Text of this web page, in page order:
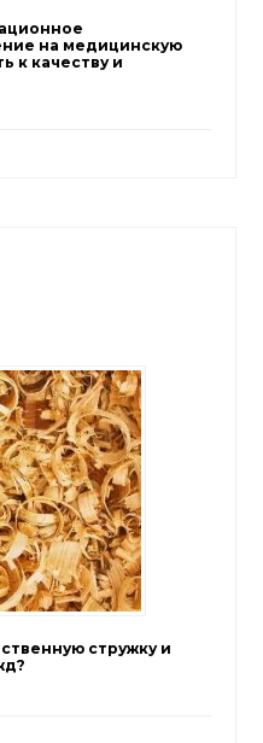
на медицинскую
к качеству и
стружку и